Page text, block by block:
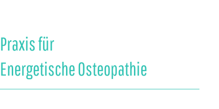
Praxis für
Energetische Osteopathie